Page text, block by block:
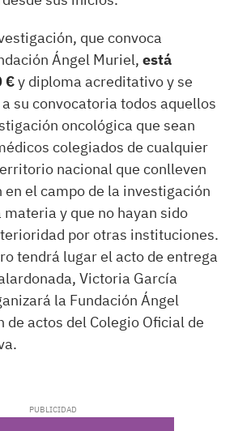
que convoca
Ángel Muriel, está
€y diploma acreditativo y se
su convocatoria todos aquellos
oncológica que sean
colegiados de cualquier
nacional que conlleven
el campo de la investigación
y que no hayan sido
por otras instituciones.
tendrá lugar el acto de entrega
Victoria García
la Fundación Ángel
de actos del Colegio Oficial de